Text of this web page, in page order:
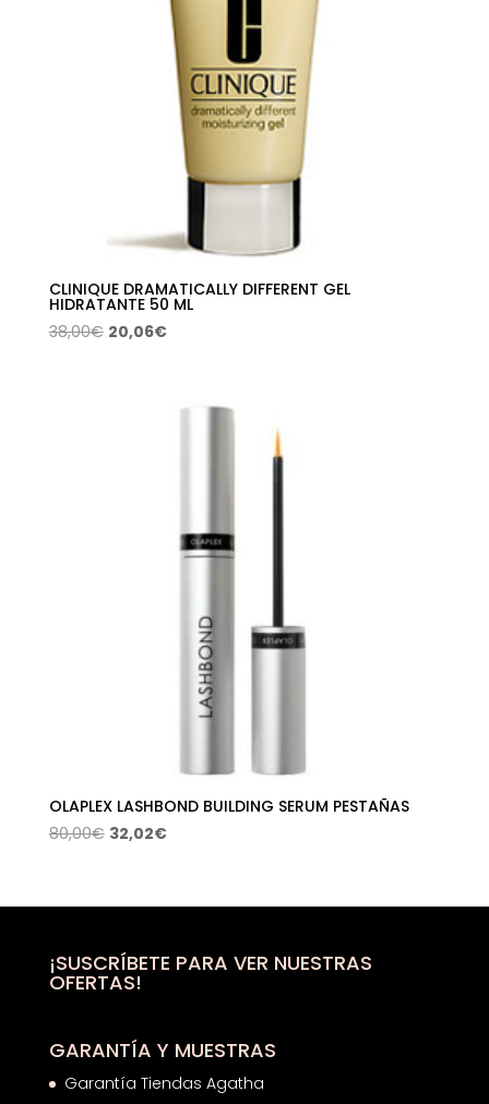
CLINIQUE DRAMATICALLY DIFFERENT GEL
HIDRATANTE 50 ML
38,00€ El
20,06€El
es:
OLAPLEX LASHBOND BUILDING SERUM PESTAÑAS
80,00€ El
era:
32,02€El
es:
¡SUSCRÍBETE PARA VER NUESTRAS
OFERTAS!
GARANTÍA Y MUESTRAS
Garantía Tiendas Agatha